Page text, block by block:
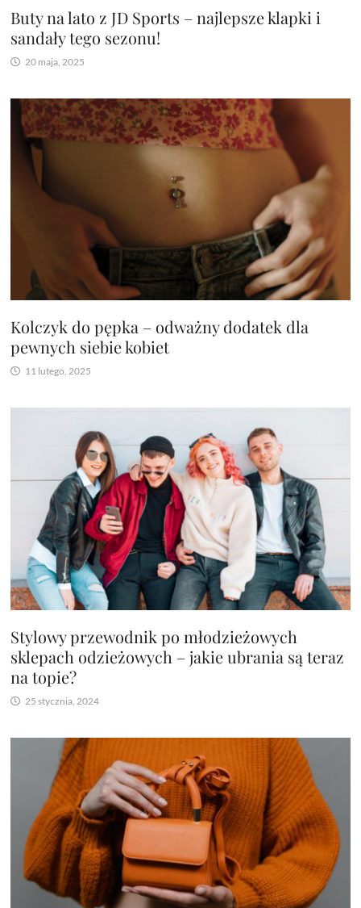
Buty na lato z JD Sports – najlepsze klapki i
sandały tego sezonu!
20 maja, 2025
Kolczyk do pępka – odważny dodatek dla
pewnych siebie kobiet
11 lutego, 2025
Stylowy przewodnik po młodzieżowych
sklepach odzieżowych – jakie ubrania są teraz
na topie?
25 stycznia, 2024